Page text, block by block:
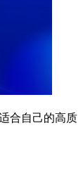
合自己的高质